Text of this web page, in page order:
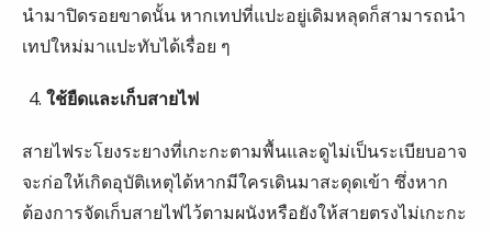
นำมาปิดรอยขาดนั้น หากเทปที่แปะอยู่เดิมหลุดก็สามารถนำ
เทปใหม่มาแปะทับได้เรื่อย ๆ
ใช้ยืดและเก็บสายไฟ
สายไฟระโยงระยางที่เกะกะตามพื้นและดูไม่เป็นระเบียบอาจ
จะก่อให้เกิดอุบัติเหตุได้หากมีใครเดินมาสะดุดเข้า ซึ่งหาก
ต้องการจัดเก็บสายไฟไว้ตามผนังหรือยังให้สายตรงไม่เกะกะ